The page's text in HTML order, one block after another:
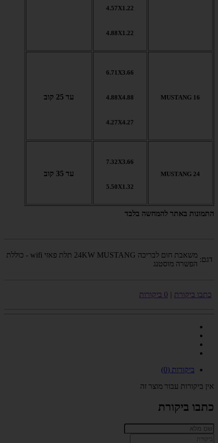
4.57X1.22
4.88X1.22
MUSTANG 16
6.71X3.66
4.88X4.88
4.27X4.27
עד 25 קוב
MUSTANG 24
7.32X3.66
5.50X1.32
עד 35 קוב
התמונות באתר להמחשה בלבד
דגם:
משאבת חום לבריכה 24KW MUSTANG תלת פאזי wifi - כוללת
הפשרה מוסטנג
כתבו ביקורת | 0 ביקורות
ביקורות (0)
אין ביקורות עבור מוצר זה
כתבו ביקורת